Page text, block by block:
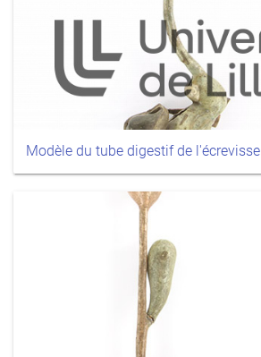
Modèle du tube digestif de l'écrevisse